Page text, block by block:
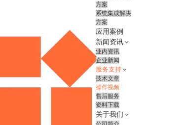
方案
系统集成解决
方案
应用案例
新闻资讯
业内资讯
企业新闻
服务支持
技术文章
操作视频
售后服务
资料下载
关于我们